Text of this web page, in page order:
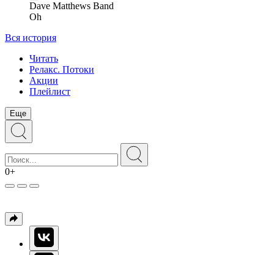
Dave Matthews Band
Oh
Вся история
Читать
Релакс. Потоки
Акции
Плейлист
Еще
0+